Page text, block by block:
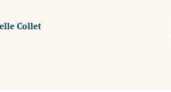
Collet